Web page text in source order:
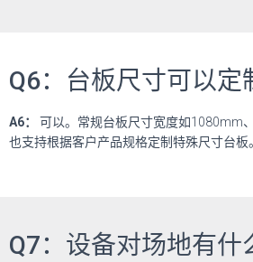
Q6：台板尺寸可以定
A6： 可以。常规台板尺寸宽度如1080mm、
也支持根据客户产品规格定制特殊尺寸台板。
Q7：设备对场地有什